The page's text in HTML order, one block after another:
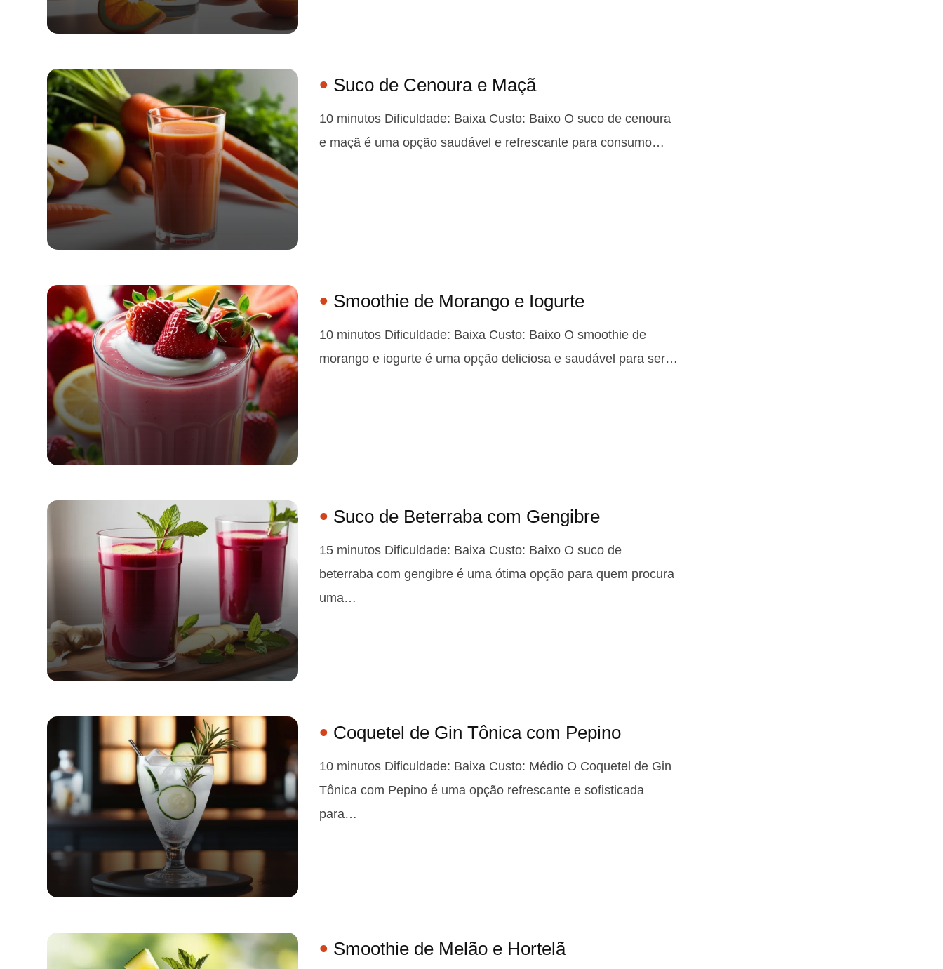
Suco de Cenoura e Maçã
10 minutos Dificuldade: Baixa Custo: Baixo O suco de cenoura
e maçã é uma opção saudável e refrescante para consumo…
Smoothie de Morango e Iogurte
10 minutos Dificuldade: Baixa Custo: Baixo O smoothie de
morango e iogurte é uma opção deliciosa e saudável para ser…
Suco de Beterraba com Gengibre
15 minutos Dificuldade: Baixa Custo: Baixo O suco de
beterraba com gengibre é uma ótima opção para quem procura
uma…
Coquetel de Gin Tônica com Pepino
10 minutos Dificuldade: Baixa Custo: Médio O Coquetel de Gin
Tônica com Pepino é uma opção refrescante e sofisticada
para…
Smoothie de Melão e Hortelã